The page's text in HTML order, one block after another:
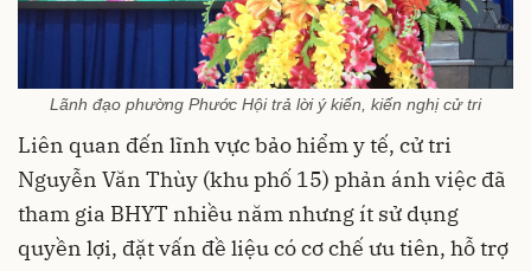
Lãnh đạo phường Phước Hội trả lời ý kiến, kiến nghị cử tri
Liên quan đến lĩnh vực bảo hiểm y tế, cử tri
Nguyễn Văn Thùy (khu phố 15) phản ánh việc đã
tham gia BHYT nhiều năm nhưng ít sử dụng
quyền lợi, đặt vấn đề liệu có cơ chế ưu tiên, hỗ trợ